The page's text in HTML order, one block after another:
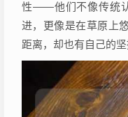
性——他们不像传统认
进，更像是在草原上
距离，却也有自己的坚